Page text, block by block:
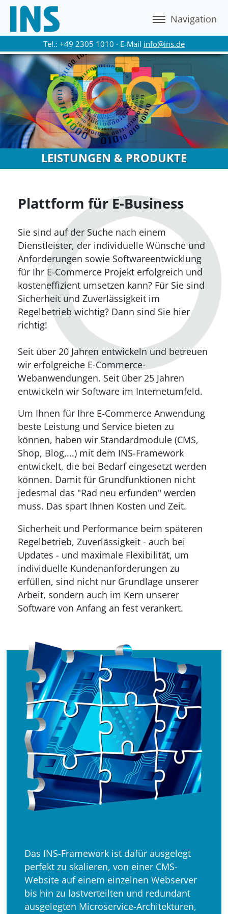
Navigation
Tel.: +49 2305 1010 · E-Mail info@ins.de
LEISTUNGEN & PRODUKTE
Plattform für E-Business
Sie sind auf der Suche nach einem
Dienstleister, der individuelle Wünsche und
Anforderungen sowie Softwareentwicklung
für Ihr E-Commerce Projekt erfolgreich und
kosteneffizient umsetzen kann? Für Sie sind
Sicherheit und Zuverlässigkeit im
Regelbetrieb wichtig? Dann sind Sie hier
richtig!
Seit über 20 Jahren entwickeln und betreuen
wir erfolgreiche E-Commerce-
Webanwendungen. Seit über 25 Jahren
entwickeln wir Software im Internetumfeld.
Um Ihnen für Ihre E-Commerce Anwendung
beste Leistung und Service bieten zu
können, haben wir Standardmodule (CMS,
Shop, Blog,...) mit dem INS-Framework
entwickelt, die bei Bedarf eingesetzt werden
können. Damit für Grundfunktionen nicht
jedesmal das "Rad neu erfunden" werden
muss. Das spart Ihnen Kosten und Zeit.
Sicherheit und Performance beim späteren
Regelbetrieb, Zuverlässigkeit - auch bei
Updates - und maximale Flexibilität, um
individuelle Kundenanforderungen zu
erfüllen, sind nicht nur Grundlage unserer
Arbeit, sondern auch im Kern unserer
Software von Anfang an fest verankert.
Das INS-Framework ist dafür ausgelegt
perfekt zu skalieren, von einer CMS-
Website auf einem einzelnen Webserver
bis hin zu lastverteilten und redundant
ausgelegten Microservice-Architekturen,